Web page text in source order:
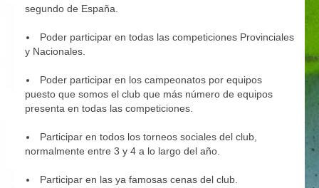
segundo de España.
Poder participar en todas las competiciones Provinciales
y Nacionales.
Poder participar en los campeonatos por equipos
puesto que somos el club que más número de equipos
presenta en todas las competiciones.
Participar en todos los torneos sociales del club,
normalmente entre 3 y 4 a lo largo del año.
Participar en las ya famosas cenas del club.